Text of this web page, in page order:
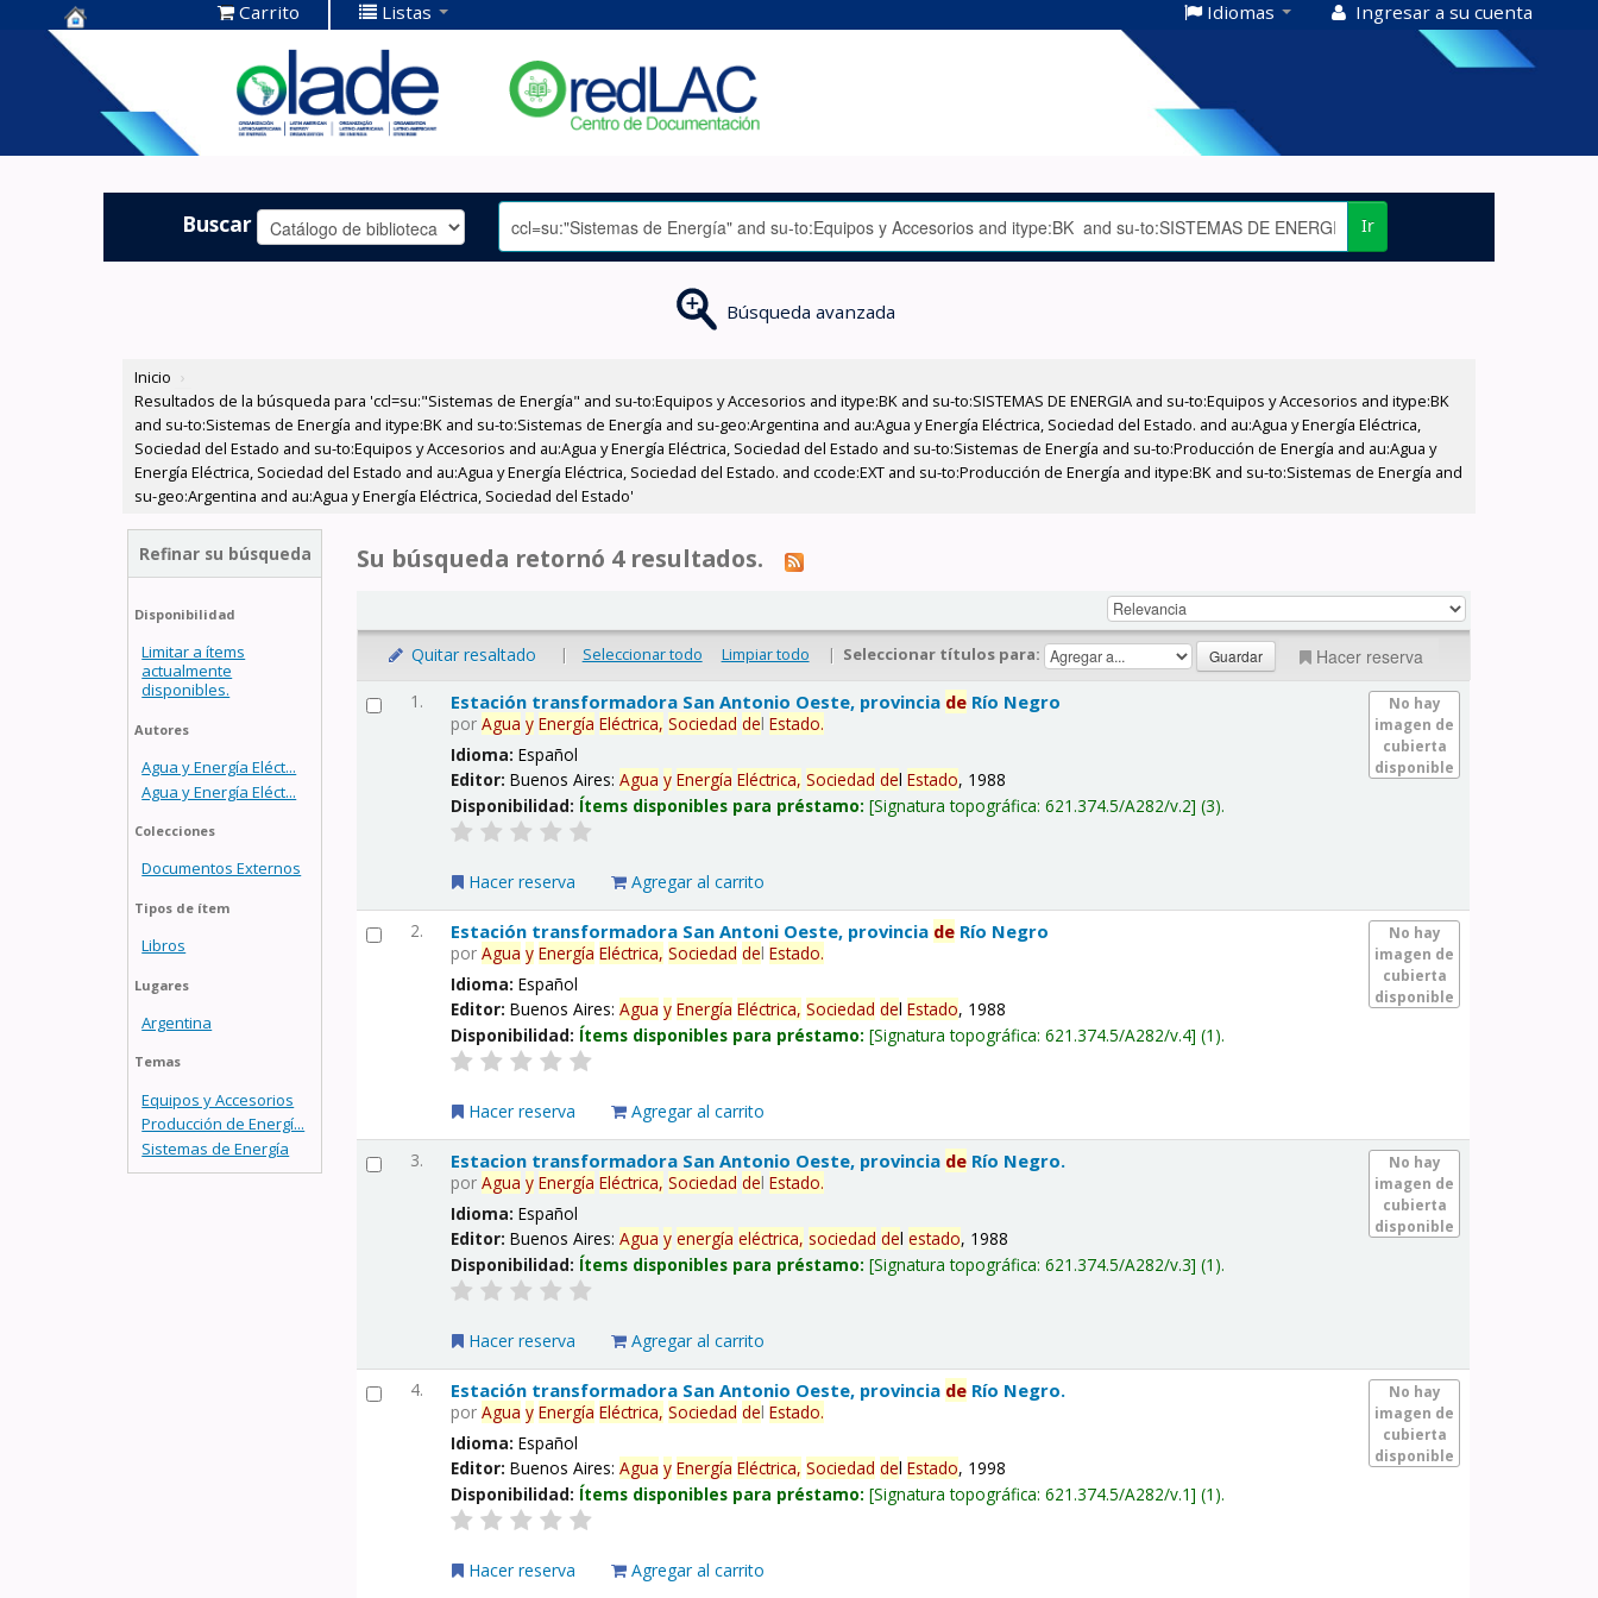
Centro de
Documentación
OLADE -
Carrito Listas Idiomas Ingresar a su cuenta
Buscar Ir
Búsqueda avanzada
Inicio ›
Resultados de la búsqueda para 'ccl=su:"Sistemas de Energía" and su-to:Equipos y Accesorios and itype:BK and su-to:SISTEMAS DE ENERGIA and su-to:Equipos y Accesorios and itype:BK
and su-to:Sistemas de Energía and itype:BK and su-to:Sistemas de Energía and su-geo:Argentina and au:Agua y Energía Eléctrica, Sociedad del Estado. and au:Agua y Energía Eléctrica,
Sociedad del Estado and su-to:Equipos y Accesorios and au:Agua y Energía Eléctrica, Sociedad del Estado and su-to:Sistemas de Energía and su-to:Producción de Energía and au:Agua y
Energía Eléctrica, Sociedad del Estado and au:Agua y Energía Eléctrica, Sociedad del Estado. and ccode:EXT and su-to:Producción de Energía and itype:BK and su-to:Sistemas de Energía and
su-geo:Argentina and au:Agua y Energía Eléctrica, Sociedad del Estado'
Refinar su búsqueda
Disponibilidad
Limitar a ítems
actualmente
disponibles.
Autores
Agua y Energía Eléct...
Agua y Energía Eléct...
Colecciones
Documentos Externos
Tipos de ítem
Libros
Lugares
Argentina
Temas
Equipos y Accesorios
Producción de Energí...
Sistemas de Energía
Su búsqueda retornó 4 resultados.
Quitar resaltado | Seleccionar todo Limpiar todo | Seleccionar títulos para: Hacer reserva
1.
No hay
imagen de
cubierta
disponible
Estación transformadora San Antonio Oeste, provincia de Río Negro
porAgua y Energía Eléctrica, Sociedad delEstado.
Idioma:Español
Editor:Buenos Aires:Agua y Energía Eléctrica, Sociedad delEstado, 1988
Disponibilidad: Ítems disponibles para préstamo: Signatura topográfica:621.374.5/A282/v.2 (3).
Hacer reserva Agregar al carrito
2.
No hay
imagen de
cubierta
disponible
Estación transformadora San Antoni Oeste, provincia de Río Negro
porAgua y Energía Eléctrica, Sociedad delEstado.
Idioma:Español
Editor:Buenos Aires:Agua y Energía Eléctrica, Sociedad delEstado, 1988
Disponibilidad: Ítems disponibles para préstamo: Signatura topográfica:621.374.5/A282/v.4 (1).
Hacer reserva Agregar al carrito
3.
No hay
imagen de
cubierta
disponible
Estacion transformadora San Antonio Oeste, provincia de Río Negro.
porAgua y Energía Eléctrica, Sociedad delEstado.
Idioma:Español
Editor:Buenos Aires:Agua y energía eléctrica, sociedad delestado, 1988
Disponibilidad: Ítems disponibles para préstamo: Signatura topográfica:621.374.5/A282/v.3 (1).
Hacer reserva Agregar al carrito
4.
No hay
imagen de
cubierta
disponible
Estación transformadora San Antonio Oeste, provincia de Río Negro.
porAgua y Energía Eléctrica, Sociedad delEstado.
Idioma:Español
Editor:Buenos Aires:Agua y Energía Eléctrica, Sociedad delEstado, 1998
Disponibilidad: Ítems disponibles para préstamo: Signatura topográfica:621.374.5/A282/v.1 (1).
Hacer reserva Agregar al carrito